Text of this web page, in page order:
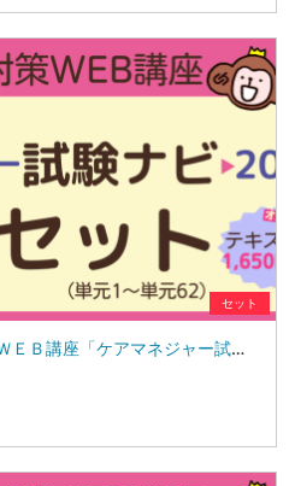
セット
🎥ケアマネジャー受験対策ＷＥＢ講座「ケアマネジャー試験ナビ２０２６」全セット